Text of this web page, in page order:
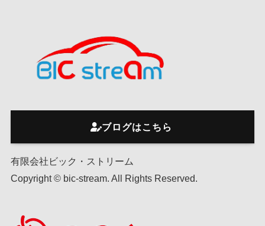
ブログはこちら
有限会社ビック・ストリーム
Copyright © bic-stream. All Rights Reserved.